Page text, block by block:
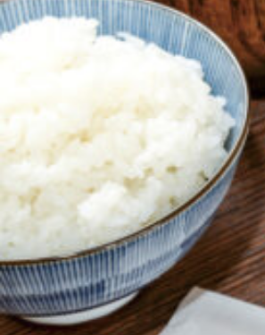
NEW OPEN
SERIES
CULTURE
ABOUT US
Instagram
チケットプレゼント応募